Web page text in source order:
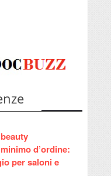
d’ordine:
per saloni e